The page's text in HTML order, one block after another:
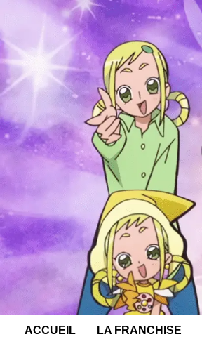
ACCUEIL LA FRANCHISE